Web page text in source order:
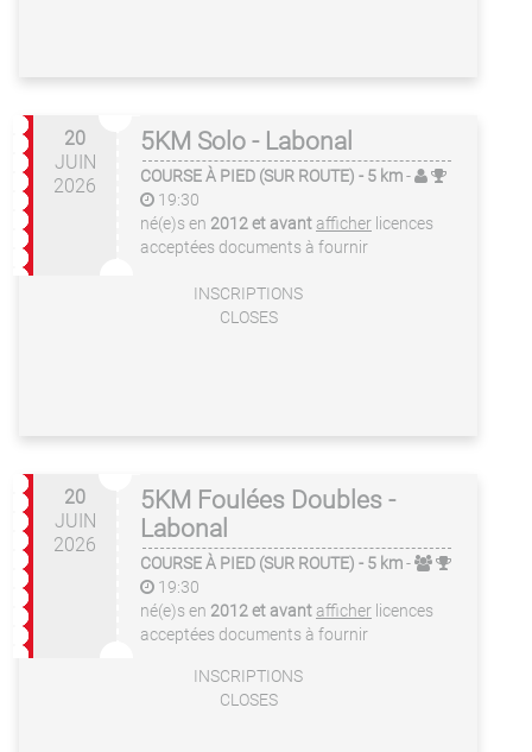
20
JUIN
2026
5KM Solo - Labonal
COURSE À PIED (SUR ROUTE) - 5 km-
19:30
né(e)s en 2012 et avantafficher licences
acceptées documents à fournir
INSCRIPTIONS
CLOSES
20
JUIN
2026
5KM Foulées Doubles -
Labonal
COURSE À PIED (SUR ROUTE) - 5 km-
19:30
né(e)s en 2012 et avantafficher licences
acceptées documents à fournir
INSCRIPTIONS
CLOSES